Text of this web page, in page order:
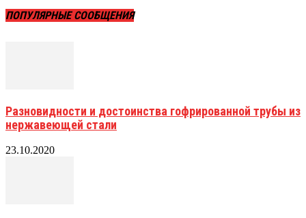
ПОПУЛЯРНЫЕ СООБЩЕНИЯ
Разновидности и достоинства гофрированной трубы из
нержавеющей стали
23.10.2020